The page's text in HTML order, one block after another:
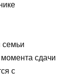
семьи
момента сдачи
с